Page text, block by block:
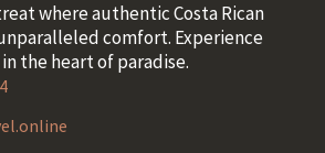
where authentic Costa Rican
comfort. Experience
the heart of paradise.